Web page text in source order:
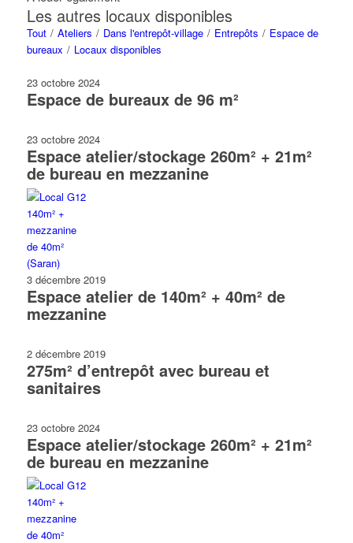
Les autres locaux disponibles
Tout / Ateliers / Dans l'entrepôt-village / Entrepôts / Espace de
bureaux / Locaux disponibles
23 octobre 2024
Espace de bureaux de 96 m²
23 octobre 2024
Espace atelier/stockage 260m² + 21m²
de bureau en mezzanine
3 décembre 2019
Espace atelier de 140m² + 40m² de
mezzanine
2 décembre 2019
275m² d’entrepôt avec bureau et
sanitaires
23 octobre 2024
Espace atelier/stockage 260m² + 21m²
de bureau en mezzanine